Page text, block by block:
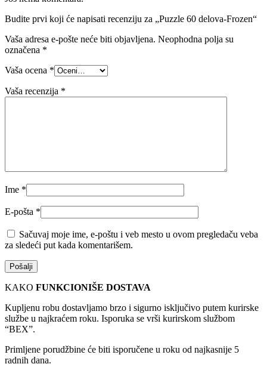
Budite prvi koji će napisati recenziju za „Puzzle 60 delova-Frozen“
Vaša adresa e-pošte neće biti objavljena. Neophodna polja su
označena *
Vaša ocena *
Vaša recenzija *
Ime *
E-pošta *
Sačuvaj moje ime, e-poštu i veb mesto u ovom pregledaču veba
za sledeći put kada komentarišem.
KAKO FUNKCIONIŠE DOSTAVA
Kupljenu robu dostavljamo brzo i sigurno isključivo putem kurirske
službe u najkraćem roku. Isporuka se vrši kurirskom službom
“BEX”.
Primljene porudžbine će biti isporučene u roku od najkasnije 5
radnih dana.